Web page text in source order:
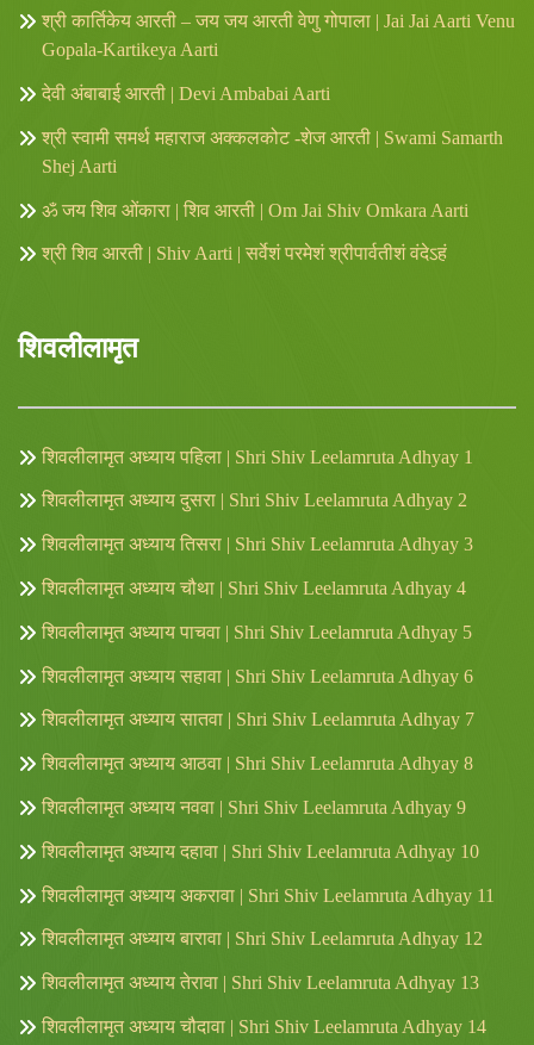
श्री कार्तिकेय आरती – जय जय आरती वेणु गोपाला | Jai Jai Aarti Venu
Gopala-Kartikeya Aarti
देवी अंबाबाई आरती | Devi Ambabai Aarti
श्री स्वामी समर्थ महाराज अक्कलकोट -शेज आरती | Swami Samarth
Shej Aarti
ॐ जय शिव ओंकारा | शिव आरती | Om Jai Shiv Omkara Aarti
श्री शिव आरती | Shiv Aarti | सर्वेशं परमेशं श्रीपार्वतीशं वंदेऽहं
शिवलीलामृत
शिवलीलामृत अध्याय पहिला | Shri Shiv Leelamruta Adhyay 1
शिवलीलामृत अध्याय दुसरा | Shri Shiv Leelamruta Adhyay 2
शिवलीलामृत अध्याय तिसरा | Shri Shiv Leelamruta Adhyay 3
शिवलीलामृत अध्याय चौथा | Shri Shiv Leelamruta Adhyay 4
शिवलीलामृत अध्याय पाचवा | Shri Shiv Leelamruta Adhyay 5
शिवलीलामृत अध्याय सहावा | Shri Shiv Leelamruta Adhyay 6
शिवलीलामृत अध्याय सातवा | Shri Shiv Leelamruta Adhyay 7
शिवलीलामृत अध्याय आठवा | Shri Shiv Leelamruta Adhyay 8
शिवलीलामृत अध्याय नववा | Shri Shiv Leelamruta Adhyay 9
शिवलीलामृत अध्याय दहावा | Shri Shiv Leelamruta Adhyay 10
शिवलीलामृत अध्याय अकरावा | Shri Shiv Leelamruta Adhyay 11
शिवलीलामृत अध्याय बारावा | Shri Shiv Leelamruta Adhyay 12
शिवलीलामृत अध्याय तेरावा | Shri Shiv Leelamruta Adhyay 13
शिवलीलामृत अध्याय चौदावा | Shri Shiv Leelamruta Adhyay 14